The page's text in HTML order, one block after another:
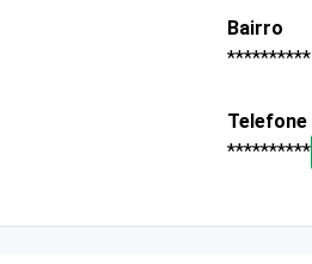
Bairro
**********
Telefone
**********